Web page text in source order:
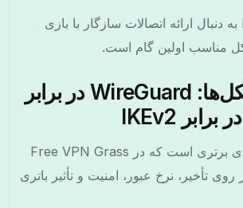
Free VPN Grass به دنبال ارائه اتصالات سازگار با بازی
مناسب اولین گام است.
مقایسه پروتکل‌ها: WireGuard در برابر
این بخش پروتکل‌های برتری است که در Free VPN Grass
تأخیر، نرخ عبور، امنیت و تأثیر باتری